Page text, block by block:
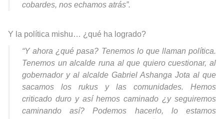
cobardes, nos echamos atrás”.
Y la política mishu… ¿qué ha logrado?
“Y ahora ¿qué pasa? Tenemos lo que llaman política.
Tenemos un alcalde runa al que quiero cuestionar, al
gobernador y al alcalde Gabriel Ashanga Jota al que
sacamos los rukus y las comunidades. Hemos
criticado duro y así hemos caminado ¿y seguiremos
caminando así? Podemos hacerlo, lo estamos